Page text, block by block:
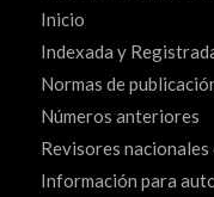
Inicio
Indexada y
Normas de
Números anteriores
Revisores
Información para